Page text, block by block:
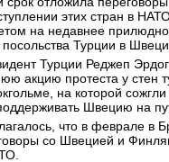
этих стран в
на недавнее
Турции в
Турции Реджеп
акцию протеста у стен
на которой
Швецию на
что в феврале в
со Швецией и